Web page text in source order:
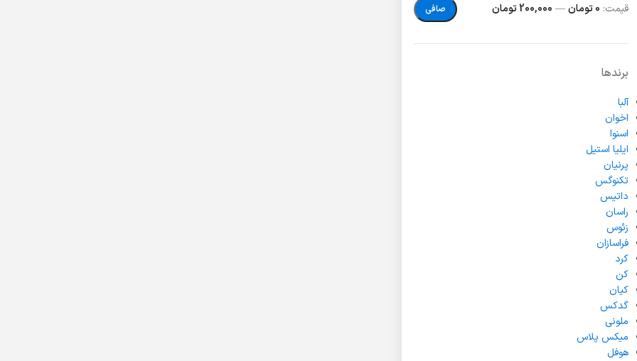
صافی قيمت: 0 تومان — 200,000 تومان
برندها
آلبا
اخوان
اسنوا
ایلیا استیل
پرنیان
تکنوگس
داتیس
راسان
زئوس
فراسازان
کرد
کن
کیان
گدکس
ملونی
میکس پلاس
هوفل